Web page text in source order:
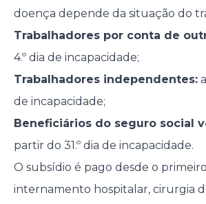
doença depende da situação do
Trabalhadores por conta de
4.º dia de incapacidade;
Trabalhadores independentes:a
de incapacidade;
Beneficiários do seguro social
partir do 31.º dia de incapacidade.
O subsídio é pago desde o
internamento hospitalar, cirurgia